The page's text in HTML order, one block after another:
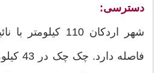
دسترسی:
فاصله